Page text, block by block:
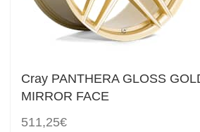
Cray PANTHERA GLOSS
MIRROR FACE
511,25€